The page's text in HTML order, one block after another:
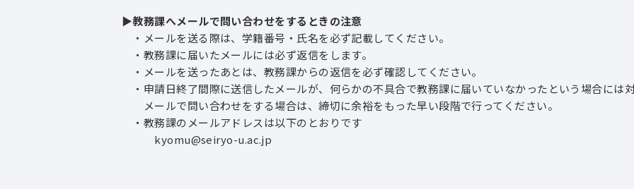
▶教務課へメールで問い合わせをするときの注意
・メールを送る際は、学籍番号・氏名を必ず記載してください。
・教務課に届いたメールには必ず返信をします。
・メールを送ったあとは、教務課からの返信を必ず確認してください。
・申請日終了間際に送信したメールが、何らかの不具合で教務課に届いていなかったという場合には
メールで問い合わせをする場合は、締切に余裕をもった早い段階で行ってください。
・教務課のメールアドレスは以下のとおりです
kyomu@seiryo-u.ac.jp